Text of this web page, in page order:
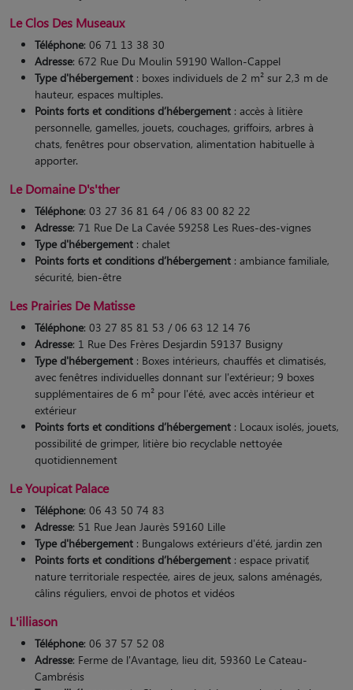
Le Clos Des Museaux
Téléphone: 06 71 13 38 30
Adresse: 672 Rue Du Moulin 59190 Wallon-Cappel
Type d'hébergement : boxes individuels de 2 m² sur 2,3 m de
hauteur, espaces multiples.
Points forts et conditions d’hébergement : accès à litière
personnelle, gamelles, jouets, couchages, griffoirs, arbres à
chats, fenêtres pour observation, alimentation habituelle à
apporter.
Le Domaine D's'ther
Téléphone: 03 27 36 81 64 / 06 83 00 82 22
Adresse: 71 Rue De La Cavée 59258 Les Rues-des-vignes
Type d'hébergement : chalet
Points forts et conditions d’hébergement : ambiance familiale,
sécurité, bien-être​
Les Prairies De Matisse
Téléphone: 03 27 85 81 53 / 06 63 12 14 76
Adresse: 1 Rue Des Frères Desjardin 59137 Busigny
Type d'hébergement : Boxes intérieurs, chauffés et climatisés,
avec fenêtres individuelles donnant sur l'extérieur; 9 boxes
supplémentaires de 6 m² pour l'été, avec accès intérieur et
extérieur
Points forts et conditions d’hébergement : Locaux isolés, jouets,
possibilité de grimper, litière bio recyclable nettoyée
quotidiennement
Le Youpicat Palace
Téléphone: 06 43 50 74 83
Adresse: 51 Rue Jean Jaurès 59160 Lille
Type d'hébergement : Bungalows extérieurs d'été, jardin zen
Points forts et conditions d’hébergement : espace privatif,
nature territoriale respectée, aires de jeux, salons aménagés,
câlins réguliers, envoi de photos et vidéos​
L'illiason
Téléphone: 06 37 57 52 08
Adresse: Ferme de l'Avantage, lieu dit, 59360 Le Cateau-
Cambrésis